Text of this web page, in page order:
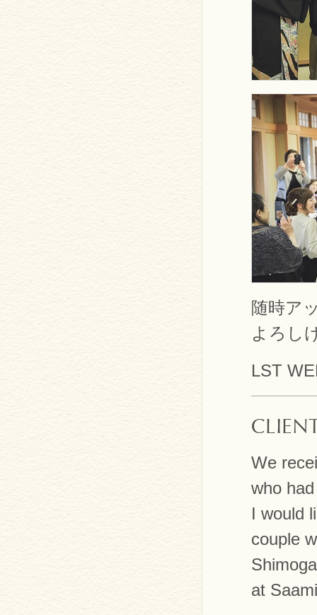
随時ア
よろし
LST
We
who
I would
couple
at